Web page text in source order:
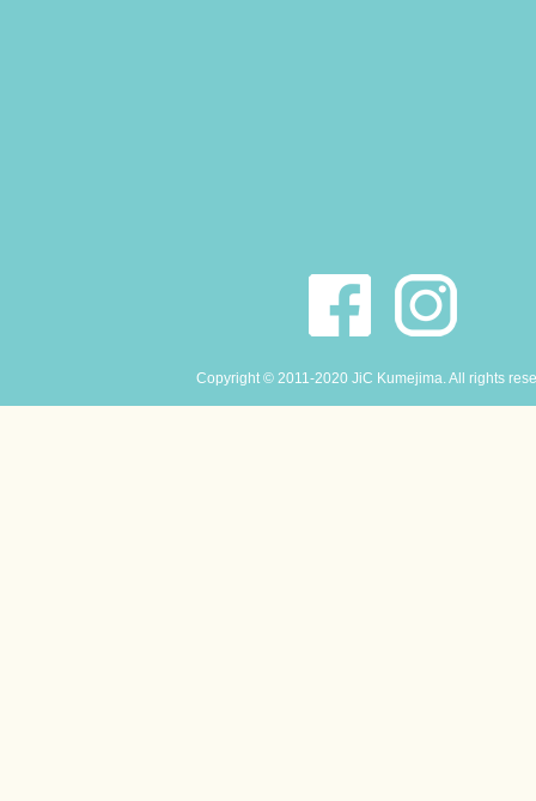
Copyright © 2011-2020 JiC Kumejima. All rights